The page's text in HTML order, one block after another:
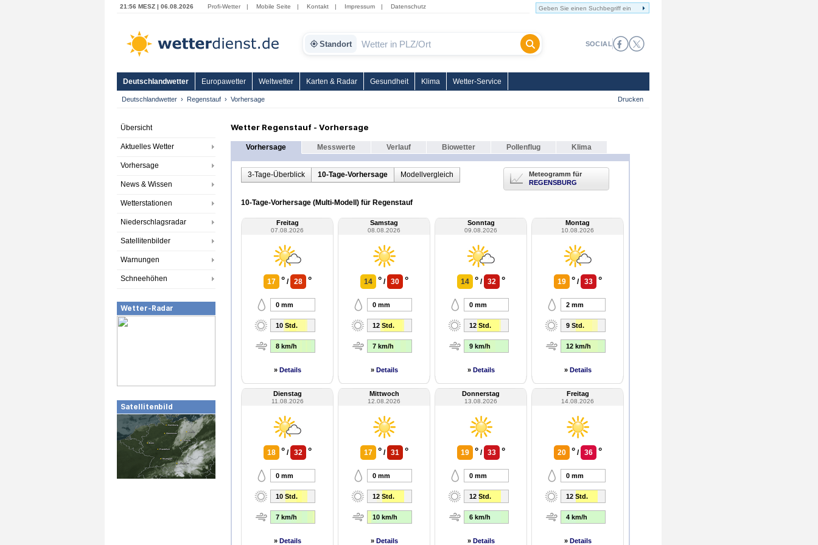
21:56 MESZ | 06.08.2026 Profi-Wetter | Mobile Seite | Kontakt | Impressum | Datenschutz
Standort SOCIAL
Deutschlandwetter Europawetter Weltwetter Karten & Radar Gesundheit Klima Wetter-Service
Deutschlandwetter Regenstauf Vorhersage Drucken
Übersicht
Aktuelles Wetter
Vorhersage
News & Wissen
Wetterstationen
Niederschlagsradar
Satellitenbilder
Warnungen
Schneehöhen
Wetter-Radar
Satellitenbild
Wetter Regenstauf - Vorhersage
Vorhersage Messwerte Verlauf Biowetter Pollenflug Klima
3-Tage-Überblick 10-Tage-Vorhersage Modellvergleich
Meteogramm für
REGENSBURG
10-Tage-Vorhersage (Multi-Modell) für Regenstauf
Freitag
07.08.2026
17 °/ 28 °
0 mm
10 Std.
8 km/h
» Details
Samstag
08.08.2026
14 °/ 30 °
0 mm
12 Std.
7 km/h
» Details
Sonntag
09.08.2026
14 °/ 32 °
0 mm
12 Std.
9 km/h
» Details
Montag
10.08.2026
19 °/ 33 °
2 mm
9 Std.
12 km/h
» Details
Dienstag
11.08.2026
18 °/ 32 °
0 mm
10 Std.
7 km/h
» Details
Mittwoch
12.08.2026
17 °/ 31 °
0 mm
12 Std.
10 km/h
» Details
Donnerstag
13.08.2026
19 °/ 33 °
0 mm
12 Std.
6 km/h
» Details
Freitag
14.08.2026
20 °/ 36 °
0 mm
12 Std.
4 km/h
» Details